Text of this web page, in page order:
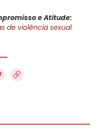
e Atitude:
de violência sexual